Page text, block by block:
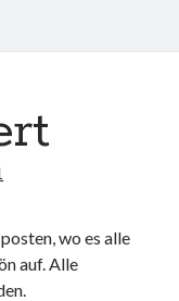
wo es alle
auf. Alle